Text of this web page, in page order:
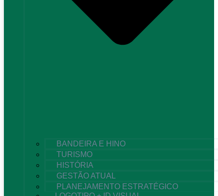
BANDEIRA E HINO
TURISMO
HISTÓRIA
GESTÃO ATUAL
PLANEJAMENTO ESTRATÉGICO